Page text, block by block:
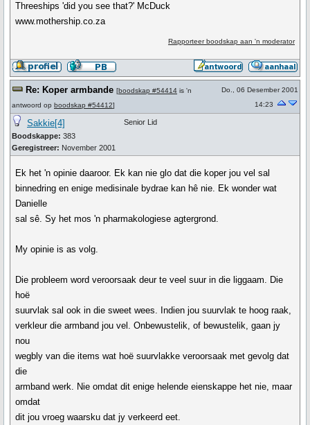
Threeships 'did you see that?' McDuck
www.mothership.co.za
Rapporteer boodskap aan 'n moderator
Re: Koper armbande [boodskap #54414 is 'n
antwoord op boodskap #54412]
Do., 06 Desember 2001
14:23
Sakkie[4]
Boodskappe: 383
Geregistreer: November 2001
Senior Lid
Ek het 'n opinie daaroor. Ek kan nie glo dat die koper jou vel sal
binnedring en enige medisinale bydrae kan hê nie. Ek wonder wat
Danielle
sal sê. Sy het mos 'n pharmakologiese agtergrond.
My opinie is as volg.
Die probleem word veroorsaak deur te veel suur in die liggaam. Die
hoë
suurvlak sal ook in die sweet wees. Indien jou suurvlak te hoog raak,
verkleur die armband jou vel. Onbewustelik, of bewustelik, gaan jy
nou
wegbly van die items wat hoë suurvlakke veroorsaak met gevolg dat
die
armband werk. Nie omdat dit enige helende eienskappe het nie, maar
omdat
dit jou vroeg waarsku dat jy verkeerd eet.